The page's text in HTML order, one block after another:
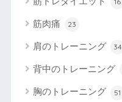
筋肉痛 23
肩のトレーニング 34
背中のトレーニング
胸のトレーニング 51